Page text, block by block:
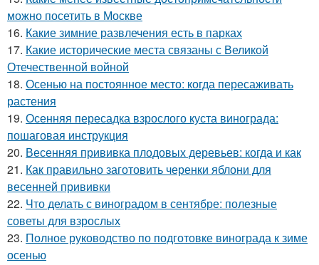
можно посетить в Москве
16. Какие зимние развлечения есть в парках
17. Какие исторические места связаны с Великой
Отечественной войной
18. Осенью на постоянное место: когда пересаживать
растения
19. Осенняя пересадка взрослого куста винограда:
пошаговая инструкция
20. Весенняя прививка плодовых деревьев: когда и как
21. Как правильно заготовить черенки яблони для
весенней прививки
22. Что делать с виноградом в сентябре: полезные
советы для взрослых
23. Полное руководство по подготовке винограда к зиме
осенью